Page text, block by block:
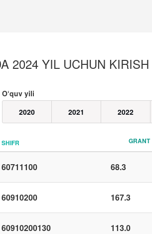
2024 YIL UCHUN
O‘quv yili
2020
2021 2022
SHIFR GRANT
60711100 68.3
60910200 167.3
60910200130 113.0